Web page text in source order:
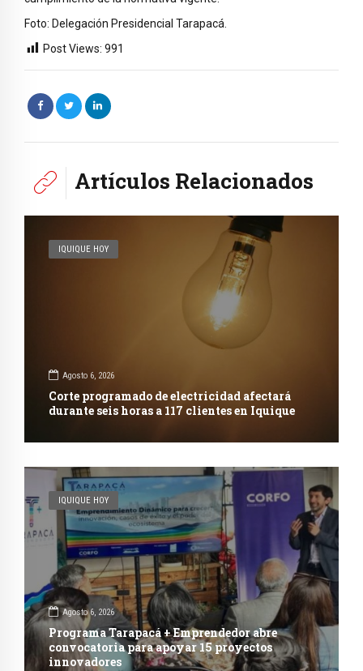
Foto: Delegación Presidencial Tarapacá.
Post Views: 991
Artículos Relacionados
IQUIQUE HOY
Agosto 6, 2026
Corte programado de electricidad afectará
durante seis horas a 117 clientes en Iquique
IQUIQUE HOY
Agosto 6, 2026
Programa Tarapacá + Emprendedor abre
convocatoria para apoyar 15 proyectos
innovadores